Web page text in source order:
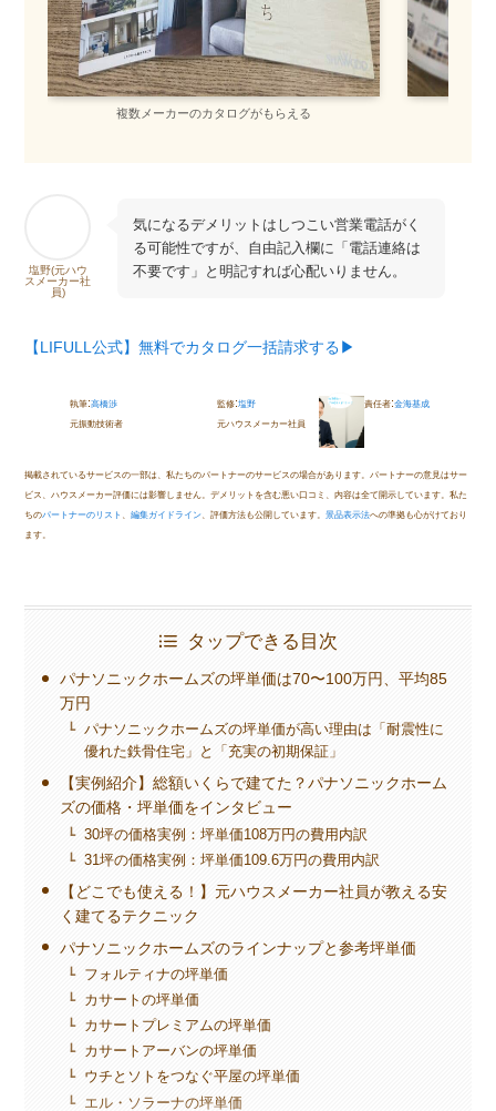
複数メーカーのカタログがもらえる
塩野(元ハウ
スメーカー社
員)
気になるデメリットはしつこい営業電話がく
る可能性ですが、自由記入欄に「電話連絡は
不要です」と明記すれば心配いりません。
【LIFULL公式】無料でカタログ一括請求する▶︎
執筆:高橋渉
元振動技術者
監修:塩野
元ハウスメーカー社員
責任者:金海基成
掲載されているサービスの一部は、私たちのパートナーのサービスの場合があります。パートナーの意見はサー
ビス、ハウスメーカー評価には影響しません。デメリットを含む悪い口コミ、内容は全て開示しています。私た
ちのパートナーのリスト 、編集ガイドライン 、評価方法も公開しています。景品表示法への準拠も心がけており
ます。
タップできる目次
パナソニックホームズの坪単価は70〜100万円、平均85
万円
パナソニックホームズの坪単価が高い理由は「耐震性に
優れた鉄骨住宅」と「充実の初期保証」
【実例紹介】総額いくらで建てた？パナソニックホーム
ズの価格・坪単価をインタビュー
30坪の価格実例：坪単価108万円の費用内訳
31坪の価格実例：坪単価109.6万円の費用内訳
【どこでも使える！】元ハウスメーカー社員が教える安
く建てるテクニック
パナソニックホームズのラインナップと参考坪単価
フォルティナの坪単価
カサートの坪単価
カサートプレミアムの坪単価
カサートアーバンの坪単価
ウチとソトをつなぐ平屋の坪単価
エル・ソラーナの坪単価